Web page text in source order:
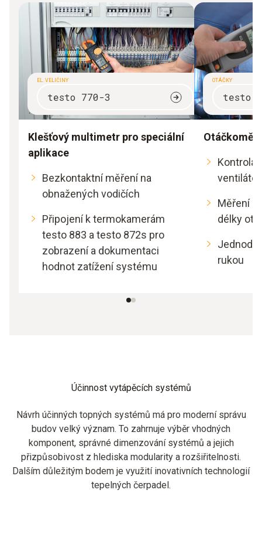
EL. VELIČINY
testo 770-3
Klešťový multimetr pro speciální
aplikace
Bezkontaktní měření na
obnažených vodičích
Připojení k termokamerám
testo 883 a testo 872s pro
zobrazení a dokumentaci
hodnot zatížení systému
OTÁČKY
testo
Otáčkoměr
Kontrola
Měření
délky
rukou
Účinnost vytápěcích systémů
Návrh účinných topných systémů má pro moderní správu
budov velký význam. To zahrnuje výběr vhodných
komponent, správné dimenzování systémů a jejich
přizpůsobivost z hlediska modularity a rozšiřitelnosti.
Dalším důležitým bodem je využití inovativních technologií
tepelných čerpadel.